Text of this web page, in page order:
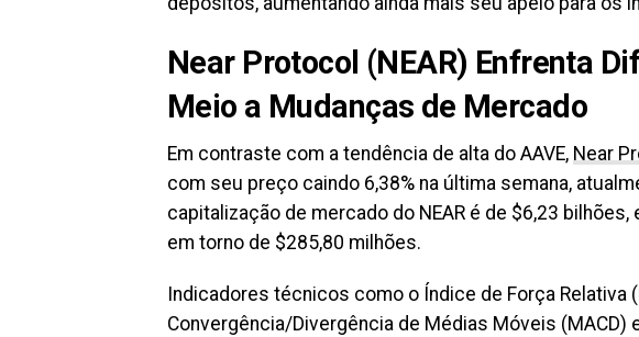
Near Protocol (NEAR) Enfrenta
Meio a Mudanças de Mercado
Em contraste com a tendência de alta do AAVE, Near
com seu preço caindo 6,38% na última semana,
capitalização de mercado do NEAR é de $6,23
em torno de $285,80 milhões.
Indicadores técnicos como o Índice de Força Relativa
Convergência/Divergência de Médias Móveis (MACD)